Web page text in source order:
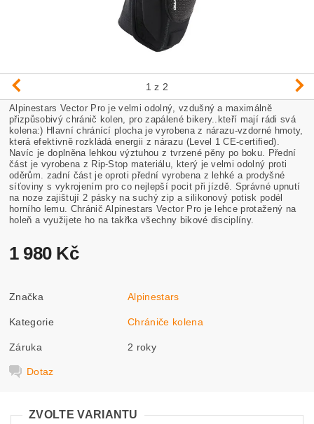
1 z 2
Alpinestars Vector Pro je velmi odolný, vzdušný a maximálně
přizpůsobivý chránič kolen, pro zapálené bikery..kteří mají rádi svá
kolena:) Hlavní chránící plocha je vyrobena z nárazu-vzdorné hmoty,
která efektivně rozkládá energii z nárazu (Level 1 CE-certified).
Navíc je doplněna lehkou výztuhou z tvrzené pěny po boku. Přední
část je vyrobena z Rip-Stop materiálu, který je velmi odolný proti
oděrům. zadní část je oproti přední vyrobena z lehké a prodyšné
síťoviny s vykrojením pro co nejlepší pocit při jízdě. Správné upnutí
na noze zajištují 2 pásky na suchý zip a silikonový potisk podél
horního lemu. Chránič Alpinestars Vector Pro je lehce protažený na
holeň a využijete ho na takřka všechny bikové disciplíny.
1 980 Kč
Značka Alpinestars
Kategorie Chrániče kolena
Záruka 2 roky
Dotaz
ZVOLTE VARIANTU